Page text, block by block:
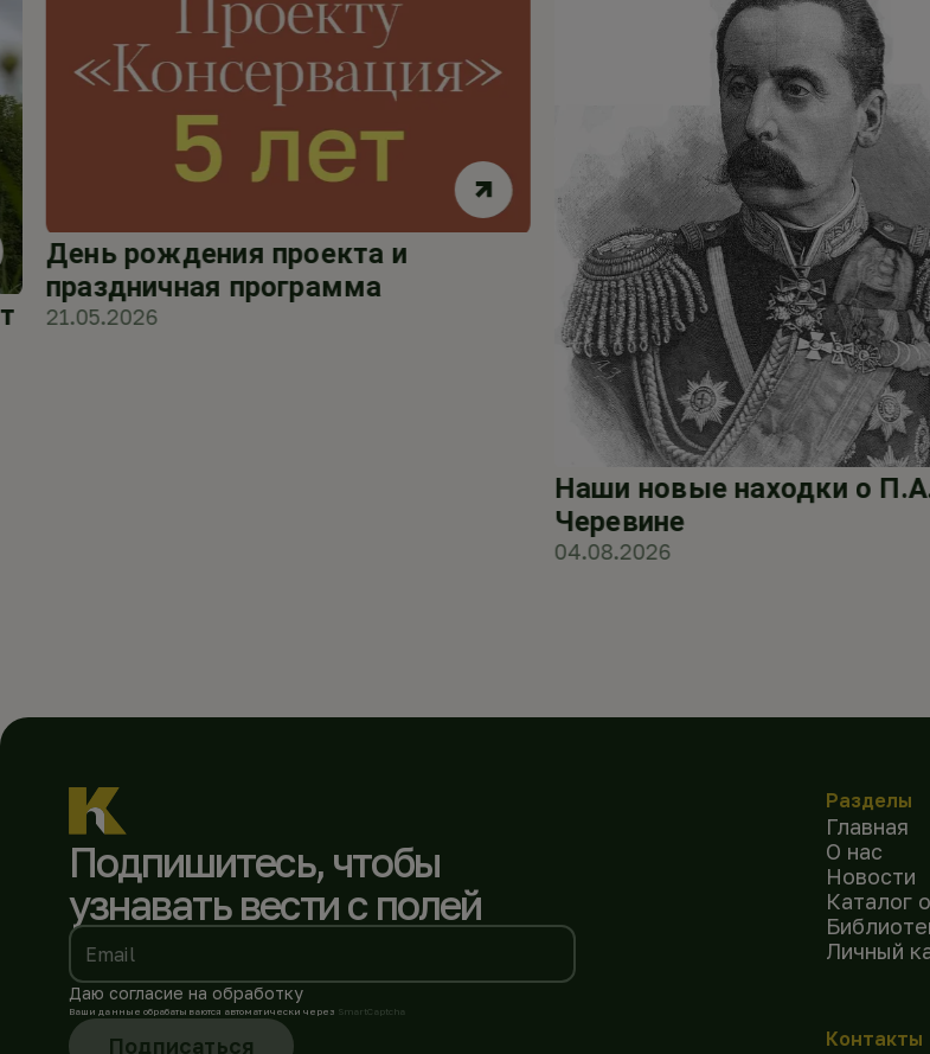
День рождения проекта и
праздничная программа
21.05.2026
Наши новые находки о
Черевине
04.08.2026
Подпишитесь, чтобы
узнавать вести с полей
Email
Даю согласие на обработку
Ваши данные обрабатываются автоматически через SmartCaptcha
Подписаться
Разделы
Главная
О нас
Новости
Каталог
Личный
Контакты